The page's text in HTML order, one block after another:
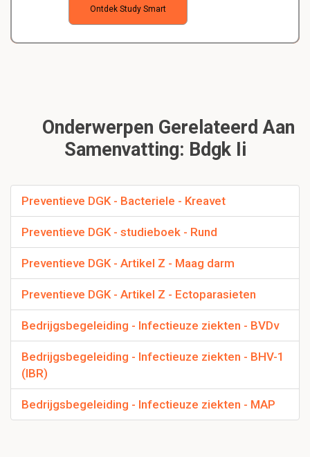
Ontdek Study Smart
Onderwerpen Gerelateerd Aan
Samenvatting: Bdgk Ii
Preventieve DGK - Bacteriele - Kreavet
Preventieve DGK - studieboek - Rund
Preventieve DGK - Artikel Z - Maag darm
Preventieve DGK - Artikel Z - Ectoparasieten
Bedrijgsbegeleiding - Infectieuze ziekten - BVDv
Bedrijgsbegeleiding - Infectieuze ziekten - BHV-1
(IBR)
Bedrijgsbegeleiding - Infectieuze ziekten - MAP